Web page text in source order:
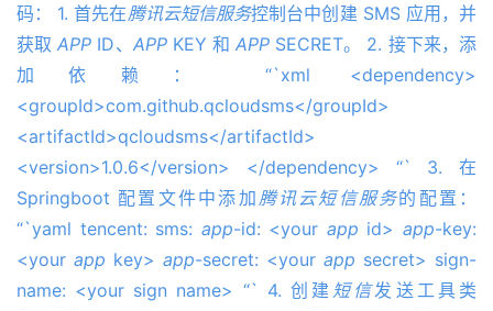
码： 1. 首先在腾讯云短信服务控制台中创建 SMS 应用，并
获取APP ID、 APPKEY 和APP SECRET。 2. 接下来，添
加依赖： “`xml <dependency>
<groupId>com.github.qcloudsms</groupId>
<artifactId>qcloudsms</artifactId>
<version>1.0.6</version> </dependency> “` 3. 在
Springboot 配置文件中添加 腾讯云短信服务的配置：
“`yaml tencent: sms: app-id: <your app id>app-key:
<your app key> app-secret: <your app secret> sign-
name: <your sign name> “` 4. 创建 短信发送工具类